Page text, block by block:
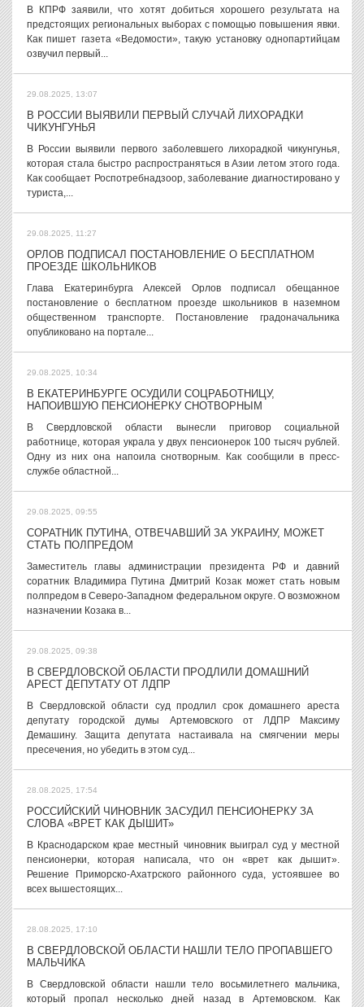
В КПРФ заявили, что хотят добиться хорошего результата на
предстоящих региональных выборах с помощью повышения явки.
Как пишет газета «Ведомости», такую установку однопартийцам
озвучил первый...
29.08.2025, 13:07
В РОССИИ ВЫЯВИЛИ ПЕРВЫЙ СЛУЧАЙ ЛИХОРАДКИ
ЧИКУНГУНЬЯ
В России выявили первого заболевшего лихорадкой чикунгунья,
которая стала быстро распространяться в Азии летом этого года.
Как сообщает Роспотребнадзоор, заболевание диагностировано у
туриста,...
29.08.2025, 11:27
ОРЛОВ ПОДПИСАЛ ПОСТАНОВЛЕНИЕ О БЕСПЛАТНОМ
ПРОЕЗДЕ ШКОЛЬНИКОВ
Глава Екатеринбурга Алексей Орлов подписал обещанное
постановление о бесплатном проезде школьников в наземном
общественном транспорте. Постановление градоначальника
опубликовано на портале...
29.08.2025, 10:34
В ЕКАТЕРИНБУРГЕ ОСУДИЛИ СОЦРАБОТНИЦУ,
НАПОИВШУЮ ПЕНСИОНЕРКУ СНОТВОРНЫМ
В Свердловской области вынесли приговор социальной
работнице, которая украла у двух пенсионерок 100 тысяч рублей.
Одну из них она напоила снотворным. Как сообщили в пресс-
службе областной...
29.08.2025, 09:55
СОРАТНИК ПУТИНА, ОТВЕЧАВШИЙ ЗА УКРАИНУ, МОЖЕТ
СТАТЬ ПОЛПРЕДОМ
Заместитель главы администрации президента РФ и давний
соратник Владимира Путина Дмитрий Козак может стать новым
полпредом в Северо-Западном федеральном округе. О возможном
назначении Козака в...
29.08.2025, 09:38
В СВЕРДЛОВСКОЙ ОБЛАСТИ ПРОДЛИЛИ ДОМАШНИЙ
АРЕСТ ДЕПУТАТУ ОТ ЛДПР
В Свердловской области суд продлил срок домашнего ареста
депутату городской думы Артемовского от ЛДПР Максиму
Демашину. Защита депутата настаивала на смягчении меры
пресечения, но убедить в этом суд...
28.08.2025, 17:54
РОССИЙСКИЙ ЧИНОВНИК ЗАСУДИЛ ПЕНСИОНЕРКУ ЗА
СЛОВА «ВРЕТ КАК ДЫШИТ»
В Краснодарском крае местный чиновник выиграл суд у местной
пенсионерки, которая написала, что он «врет как дышит».
Решение Приморско-Ахатрского районного суда, устоявшее во
всех вышестоящих...
28.08.2025, 17:10
В СВЕРДЛОВСКОЙ ОБЛАСТИ НАШЛИ ТЕЛО ПРОПАВШЕГО
МАЛЬЧИКА
В Свердловской области нашли тело восьмилетнего мальчика,
который пропал несколько дней назад в Артемовском. Как